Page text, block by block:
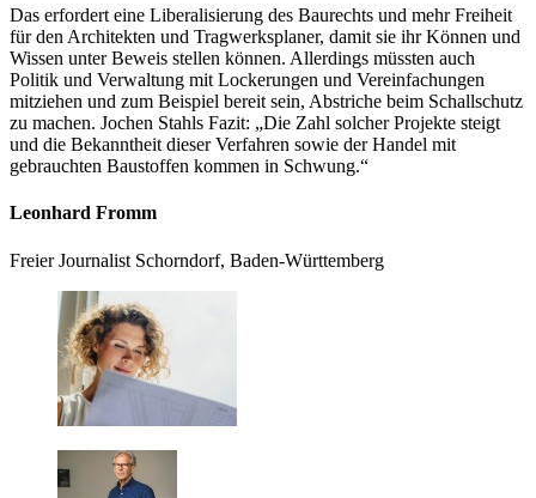
Das erfordert eine Liberalisierung des Baurechts und mehr Freiheit
für den Architekten und Tragwerksplaner, damit sie ihr Können und
Wissen unter Beweis stellen können. Allerdings müssten auch
Politik und Verwaltung mit Lockerungen und Vereinfachungen
mitziehen und zum Beispiel bereit sein, Abstriche beim Schallschutz
zu machen. Jochen Stahls Fazit: „Die Zahl solcher Projekte steigt
und die Bekanntheit dieser Verfahren sowie der Handel mit
gebrauchten Baustoffen kommen in Schwung.“
Leonhard Fromm
Freier Journalist Schorndorf, Baden-Württemberg